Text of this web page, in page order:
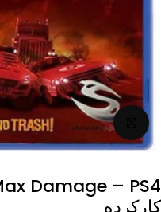
برای بزرگنمایی کلیک کنید
Damage – PS4